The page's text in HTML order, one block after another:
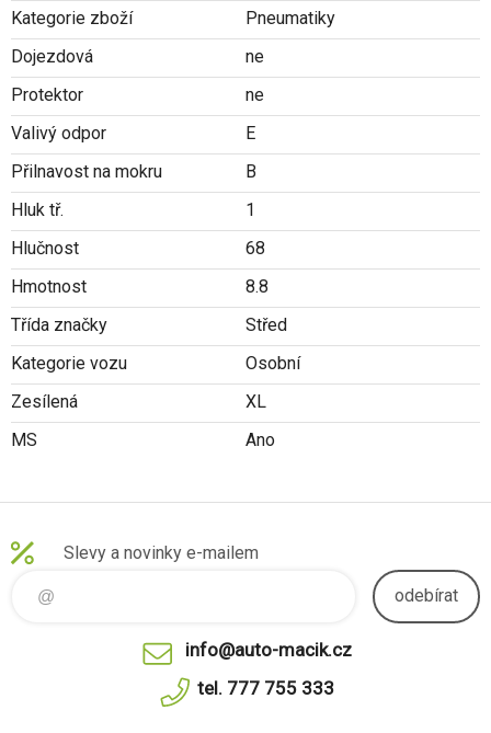
Kategorie zboží
Pneumatiky
Dojezdová
ne
Protektor
ne
Valivý odpor
E
Přilnavost na mokru
B
Hluk tř.
1
Hlučnost
68
Hmotnost
8.8
Třída značky
Střed
Kategorie vozu
Osobní
Zesílená
XL
MS
Ano
Slevy a novinky e-mailem
odebírat
info@auto-macik.cz
tel. 777 755 333